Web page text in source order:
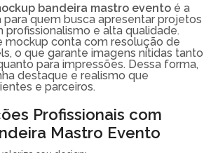
bandeira mastro evento é a
quem busca apresentar projetos
profissionalismo e alta qualidade.
mockup conta com resolução de
o que garante imagens nítidas tanto
para impressões. Dessa forma,
destaque e realismo que
e parceiros.
Profissionais com
Mastro Evento